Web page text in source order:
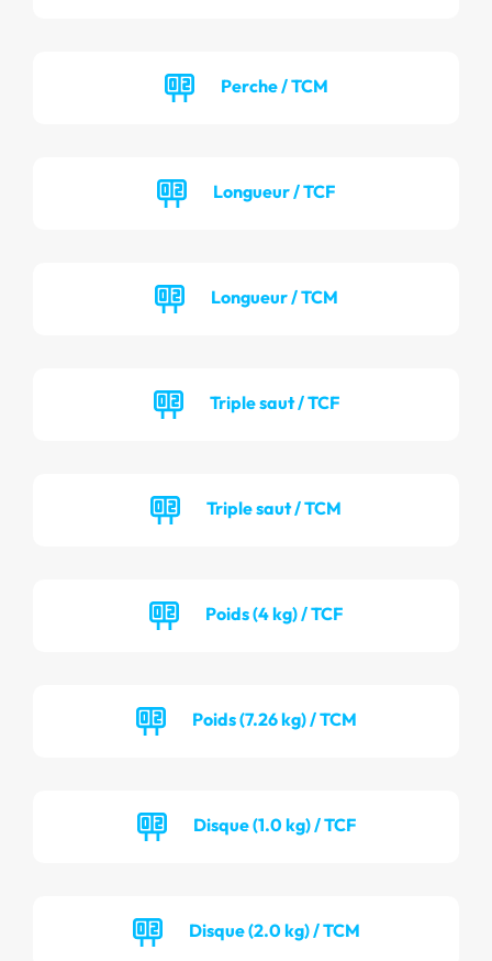
Perche / TCM
Longueur / TCF
Longueur / TCM
Triple saut / TCF
Triple saut / TCM
Poids (4 kg) / TCF
Poids (7.26 kg) / TCM
Disque (1.0 kg) / TCF
Disque (2.0 kg) / TCM